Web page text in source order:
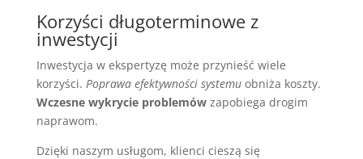
Korzyści długoterminowe z
inwestycji
Inwestycja w ekspertyzę może przynieść wiele
korzyści. Poprawa efektywności systemuobniża koszty.
Wczesne wykrycie problemówzapobiega drogim
naprawom.
Dzięki naszym usługom, klienci cieszą się